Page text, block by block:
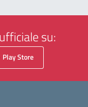
su:
Play Store